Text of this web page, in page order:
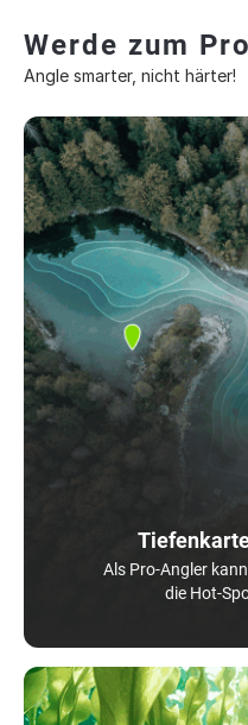
Werde zum
Angle smarter, nicht härter!
Als Pro-Angler
die Hot-